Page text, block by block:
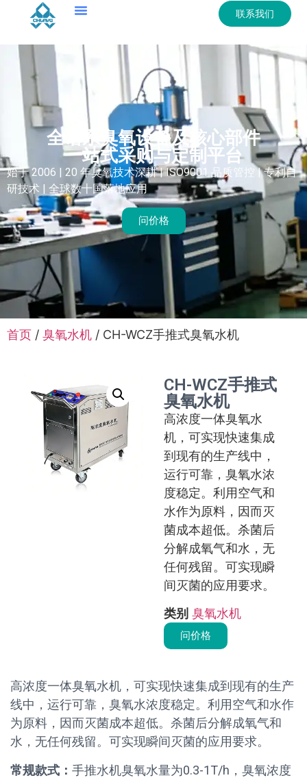
联系我们
全谱系臭氧设备及核心部件
一站式采购与定制平台
始于 2006 | 20 年臭氧技术深耕 | ISO9001 品质管控 | 专利自
研技术 | 全球数十国落地应用
问价格
首页 / 臭氧水机 / CH-WCZ手推式臭氧水机
CH-WCZ手推式
臭氧水机
高浓度一体臭氧水
机，可实现快速集成
到现有的生产线中，
运行可靠，臭氧水浓
度稳定。利用空气和
水作为原料，因而灭
菌成本超低。杀菌后
分解成氧气和水，无
任何残留。可实现瞬
间灭菌的应用要求。
类别 臭氧水机
问价格
高浓度一体臭氧水机，可实现快速集成到现有的生产
线中，运行可靠，臭氧水浓度稳定。利用空气和水作
为原料，因而灭菌成本超低。杀菌后分解成氧气和
水，无任何残留。可实现瞬间灭菌的应用要求。
常规款式： 手推水机臭氧水量为0.3-1T/h，臭氧浓度